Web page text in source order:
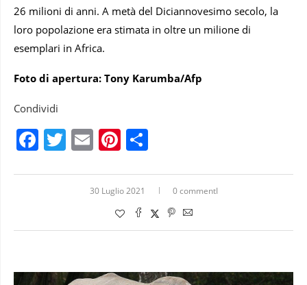
26 milioni di anni. A metà del Diciannovesimo secolo, la
loro popolazione era stimata in oltre un milione di
esemplari in Africa.
Foto di apertura: Tony Karumba/Afp
Condividi
Facebook
Twitter
EmailPinterest
30 Luglio 2021 0 commentI